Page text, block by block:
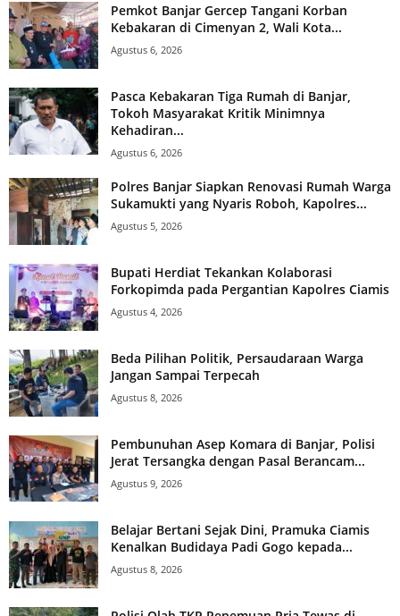
Pemkot Banjar Gercep Tangani Korban
Kebakaran di Cimenyan 2, Wali Kota...
Agustus 6, 2026
Pasca Kebakaran Tiga Rumah di Banjar,
Tokoh Masyarakat Kritik Minimnya
Kehadiran...
Agustus 6, 2026
Polres Banjar Siapkan Renovasi Rumah Warga
Sukamukti yang Nyaris Roboh, Kapolres...
Agustus 5, 2026
Bupati Herdiat Tekankan Kolaborasi
Forkopimda pada Pergantian Kapolres Ciamis
Agustus 4, 2026
Beda Pilihan Politik, Persaudaraan Warga
Jangan Sampai Terpecah
Agustus 8, 2026
Pembunuhan Asep Komara di Banjar, Polisi
Jerat Tersangka dengan Pasal Berancam...
Agustus 9, 2026
Belajar Bertani Sejak Dini, Pramuka Ciamis
Kenalkan Budidaya Padi Gogo kepada...
Agustus 8, 2026